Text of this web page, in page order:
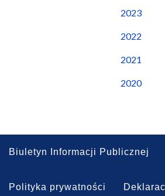
2023
2022
2021
2020
Biuletyn Informacji Publicznej
Polityka prywatności